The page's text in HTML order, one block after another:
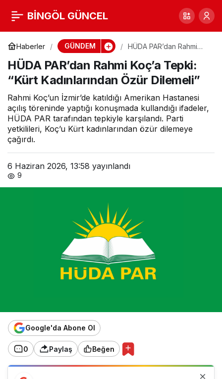
BİNGÖL GÜNCEL
Haberler GÜNDEM
HÜDA PAR’dan Rahmi
Kadınlarından Özür
Dilemeli”
HÜDA PAR’dan Rahmi Koç’a Tepki:
“Kürt Kadınlarından Özür Dilemeli”
Rahmi Koç’un İzmir’de katıldığı Amerikan Hastanesi
açılış töreninde yaptığı konuşmada kullandığı ifadeler,
HÜDA PAR tarafından tepkiyle karşılandı. Parti
yetkilileri, Koç’u Kürt kadınlarından özür dilemeye
çağırdı.
6 Haziran 2026, 13:58 yayınlandı
9
Google'da Abone Ol
0 Paylaş Beğen
HÜDA PAR’dan Rahmi
Koç’a Tepki: “Kürt
Kadınlarından Özür
Dilemeli”
0